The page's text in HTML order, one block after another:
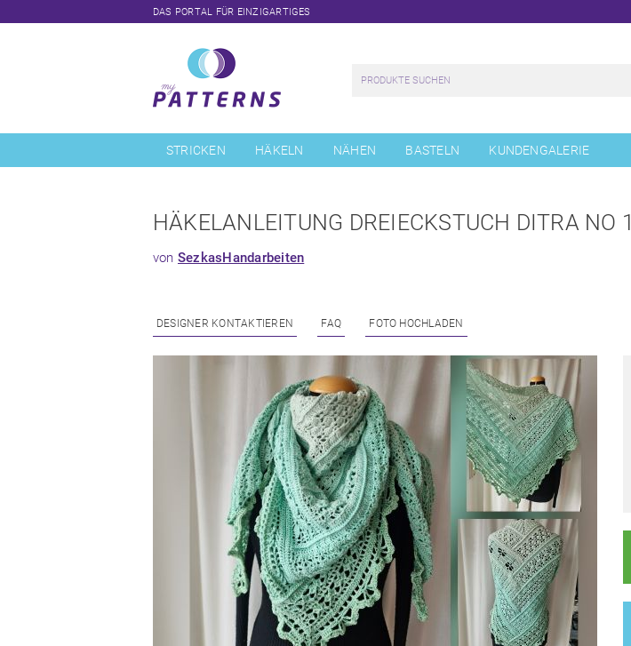
DAS PORTAL FÜR EINZIGARTIGES
überspringen
STRICKEN HÄKELN NÄHEN BASTELN KUNDENGALERIE
HÄKELANLEITUNG DREIECKSTUCH DITRA NO 1
von SezkasHandarbeiten
DESIGNER KONTAKTIEREN FAQ FOTO HOCHLADEN